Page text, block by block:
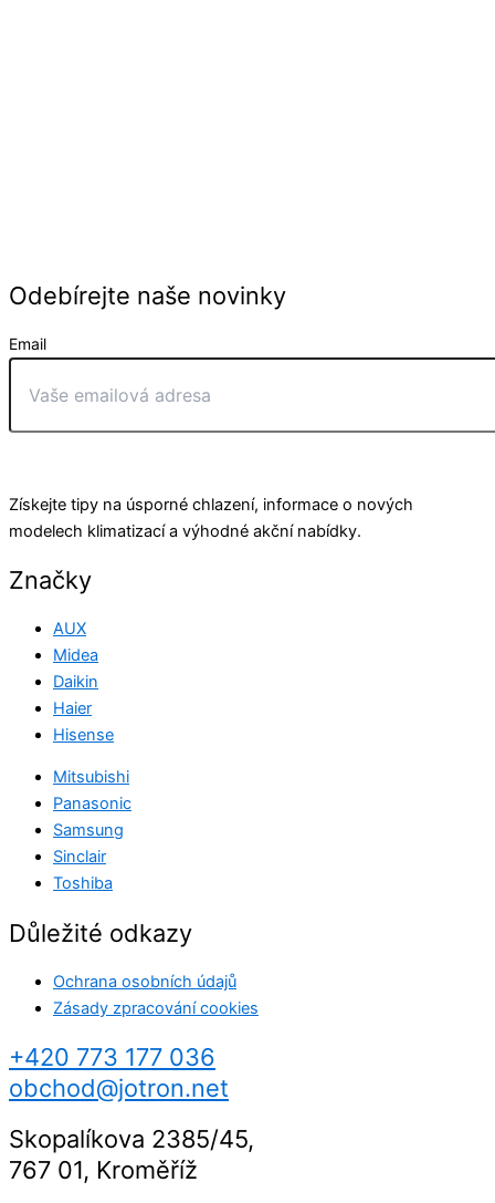
Odebírejte naše novinky
Email
Získejte tipy na úsporné chlazení, informace o nových
modelech klimatizací a výhodné akční nabídky.
Značky
AUX
Midea
Daikin
Haier
Hisense
Mitsubishi
Panasonic
Samsung
Sinclair
Toshiba
Důležité odkazy
Ochrana osobních údajů
Zásady zpracování cookies
+420 773 177 036
obchod@jotron.net
Skopalíkova 2385/45,
767 01, Kroměříž